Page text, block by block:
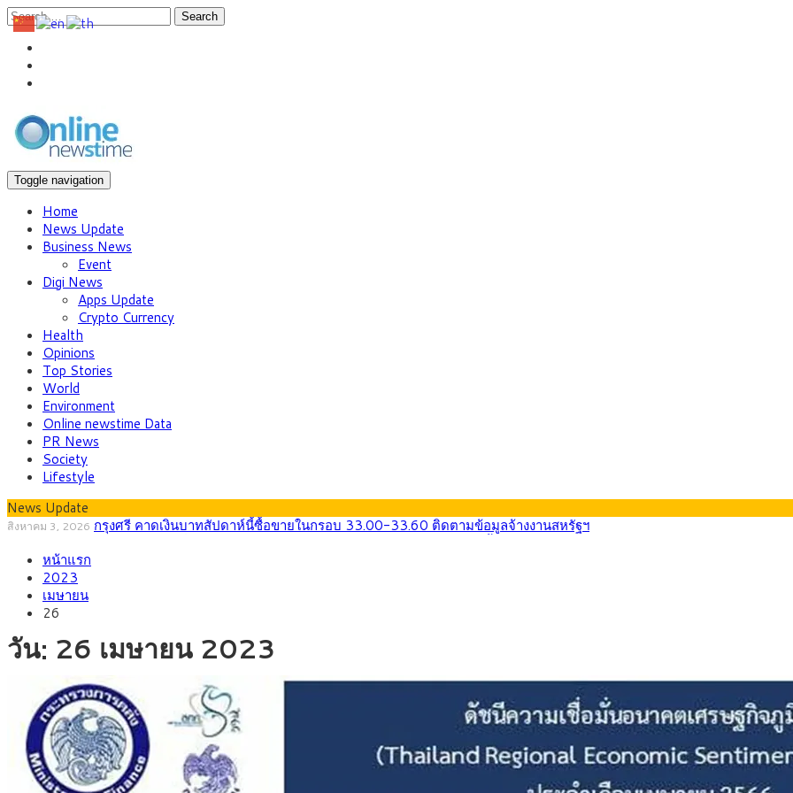
Search
Toggle navigation
Home
News Update
Business News
Event
Digi News
Apps Update
Crypto Currency
Health
Opinions
Top Stories
World
Environment
Online newstime Data
PR News
Society
Lifestyle
News Update
สิงหาคม 3, 2026 กรุงศรี คาดเงินบาทสัปดาห์นี้ซื้อขายในกรอบ 33.00-33.60 ติดตามข้อมูลจ้างงานสหรัฐฯ
สิงหาคม 1, 2026 “เอกนิติ” เปิดเครื่องยนต์เศรษฐกิจใหม่ของไทย เดินหน้า 5 ยุทธศาสตร์ รื้อโครงสร้างเศรษฐกิจ ดันไทยโตเต็มศักยภาพ
กรกฎาคม 27, 2026
กรกฎาคม 27, 2026
สิงหาคม 5, 2026
สิงหาคม 4, 2026
สิงหาคม 3, 2026
หน้าแรก
2023
เมษายน
26
วัน: 26 เมษายน 2023